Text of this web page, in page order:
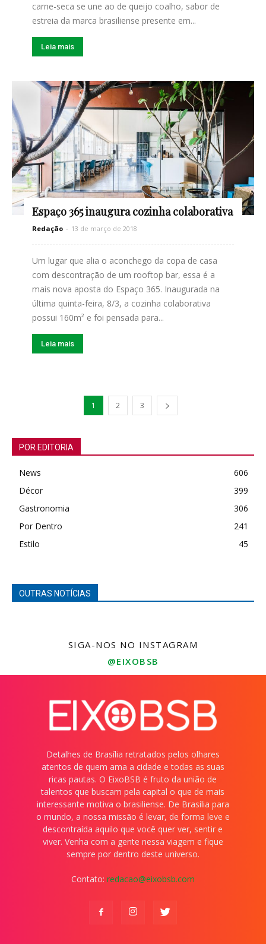
carne-seca se une ao de queijo coalho, sabor de
estreia da marca brasiliense presente em...
Leia mais
Espaço 365 inaugura cozinha colaborativa
Redação - 13 de março de 2018
Um lugar que alia o aconchego da copa de casa
com descontração de um rooftop bar, essa é a
mais nova aposta do Espaço 365. Inaugurada na
última quinta-feira, 8/3, a cozinha colaborativa
possui 160m² e foi pensada para...
Leia mais
1 2 3
POR EDITORIA
News
606
Décor
399
Gastronomia
306
Por Dentro
241
Estilo
45
OUTRAS NOTÍCIAS
SIGA-NOS NO INSTAGRAM
@EIXOBSB
Detalhes de Brasília retratados pelos olhares
atentos de quem ama a cidade e todas as suas
ricas pautas. O EixoBSB é fruto da união de
talentos que buscam pela capital o que de mais
interessante motiva o brasiliense. De Brasília para
o mundo, a nossa missão é levar, de forma leve e
descontraída aquilo que você quer ver, sentir e
viver. Venha com a gente nessa viagem e fique
sempre por dentro deste universo.
Contato: redacao@eixobsb.com